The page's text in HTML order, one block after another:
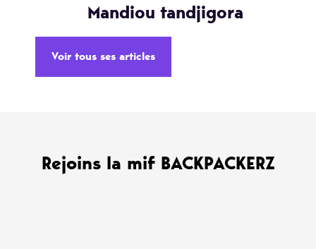
Mandiou tandjigora
Voir tous ses articles
Rejoins la mif BACKPACKERZ